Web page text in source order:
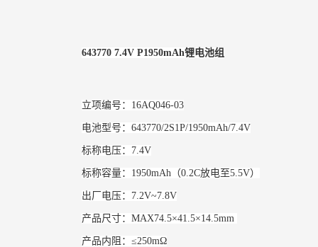
643770 7.4V P1950mAh锂电池组
立项编号：16AQ046-03
电池型号：643770/2S1P/1950mAh/7.4V
标称电压：7.4V
标称容量：1950mAh（0.2C放电至5.5V）
出厂电压：7.2V~7.8V
产品尺寸：MAX74.5×41.5×14.5mm
产品内阻：≤250mΩ